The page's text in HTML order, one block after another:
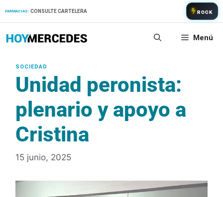
FARMACIAS: CONSULTE CARTELERA ROCK
Menú
Unidad peronista:
plenario y apoyo a
Cristina
15 junio, 2025